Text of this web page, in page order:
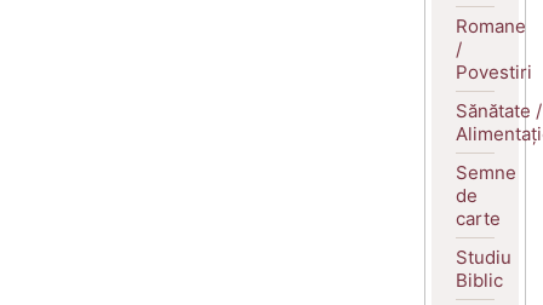
Romane
/
Povestiri
Sănătate /
Semne
de
carte
Studiu
Biblic